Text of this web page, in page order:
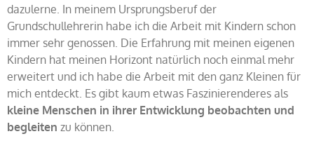
dazulerne. In meinem Ursprungsberuf der
Grundschullehrerin habe ich die Arbeit mit Kindern schon
immer sehr genossen. Die Erfahrung mit meinen eigenen
Kindern hat meinen Horizont natürlich noch einmal mehr
erweitert und ich habe die Arbeit mit den ganz Kleinen für
mich entdeckt. Es gibt kaum etwas Faszinierenderes als
kleine Menschen in ihrer Entwicklung beobachten und
begleiten zu können.